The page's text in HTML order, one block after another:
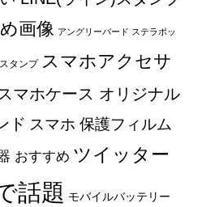
画像 アングリーバード ステラポッ
タンプ スマホアクセサ
スマホケース オリジナル
ド スマホ 保護フィルム
おすすめ ツイッター
話題 モバイルバッテリー